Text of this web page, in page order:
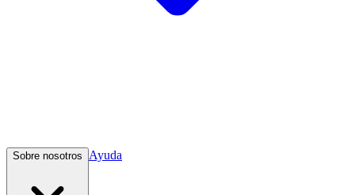
Sobre nosotros Ayuda